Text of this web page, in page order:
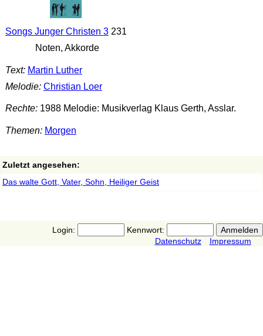
Songs Junger Christen 3231
Noten, Akkorde
Text: Martin Luther
Melodie: Christian Loer
Rechte:1988 Melodie: Musikverlag Klaus Gerth, Asslar.
Themen: Morgen
Zuletzt angesehen:
Das walte Gott, Vater, Sohn, Heiliger Geist
Login:
Kennwort:
Datenschutz
Impressum